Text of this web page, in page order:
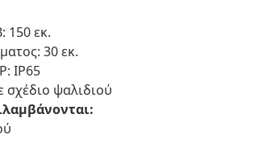
150 εκ.
30 εκ.
IP65
ψαλιδιού